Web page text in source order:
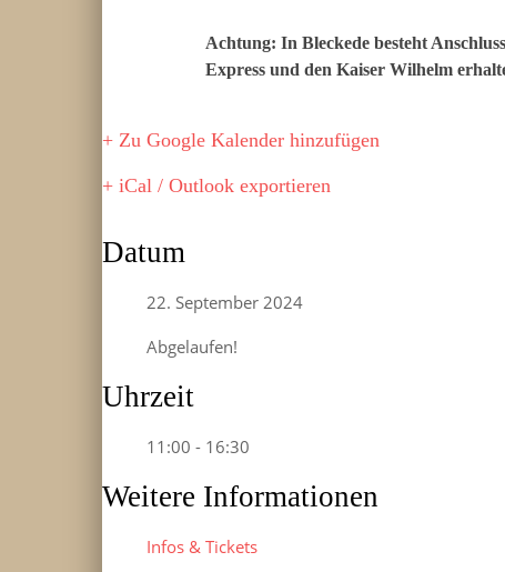
Achtung: In Bleckede besteht
Express und den Kaiser Wilhelm
+ Zu Google Kalender hinzufügen
+ iCal / Outlook exportieren
Datum
22. September 2024
Abgelaufen!
Uhrzeit
11:00 - 16:30
Weitere Informationen
Infos & Tickets